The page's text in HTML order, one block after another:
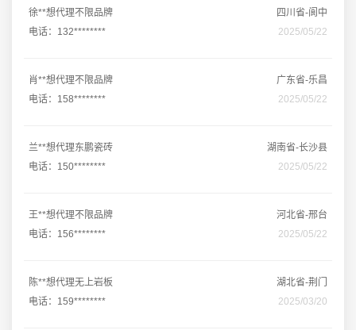
徐**想代理不限品牌
四川省-阆中
电话：132********
2025/05/22
肖**想代理不限品牌
广东省-乐昌
电话：158********
2025/05/22
兰**想代理东鹏瓷砖
湖南省-长沙县
电话：150********
2025/05/22
王**想代理不限品牌
河北省-邢台
电话：156********
2025/05/22
陈**想代理无上岩板
湖北省-荆门
电话：159********
2025/03/20